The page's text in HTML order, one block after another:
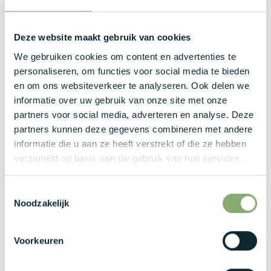
Deze website maakt gebruik van cookies
We gebruiken cookies om content en advertenties te
personaliseren, om functies voor social media te bieden
en om ons websiteverkeer te analyseren. Ook delen we
informatie over uw gebruik van onze site met onze
partners voor social media, adverteren en analyse. Deze
partners kunnen deze gegevens combineren met andere
informatie die u aan ze heeft verstrekt of die ze hebben
verzameld op basis van uw gebruik van hun services.
Noodzakelijk
Voorkeuren
vergelijkbare functie.
projecten, platformmigraties of replatformingtrajecten.
Je hebt een sterke kennis van headless commerce,
composable architecturen en API-first principes.
Je bent vertrouwd met moderne technologieën zoals
Node.js, TypeScript, React en Next.js.
Je hebt ervaring met ERP-integraties, bij voorkeur
binnen Microsoft Dynamics 365 F&O.
Naast Nederlands, communiceer je vlot in het Engels en
Wat bieden wij jou?
Een bruto maandsalaris tussen €8.000 en €11.000,
afhankelijk van jouw ervaring en expertise.